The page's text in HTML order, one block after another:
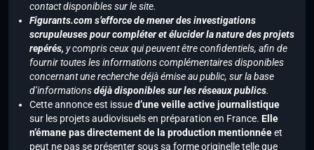
contact disponibles sur le site.
Figurants.com s’efforce de mener des investigations
scrupuleuses pour compléter et élucider la nature des projets
repérés, y compris ceux qui peuvent être confidentiels, afin de
fournir toutes les informations complémentaires disponibles
concernant une recherche déjà émise au public, sur la base
d’informationsdéjà disponibles sur les réseaux publics.
Cette annonce est issued’une veille active journalistique
sur les projets audiovisuels en préparation en France. Elle
n’émane pas directement de la production mentionnéeet
peut ne pas se présenter sous sa forme originelle telle que